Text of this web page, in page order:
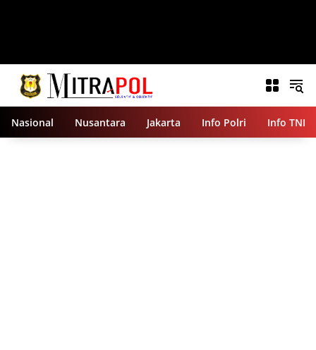
Nasional Nusantara Jakarta Info Polri Info TNI